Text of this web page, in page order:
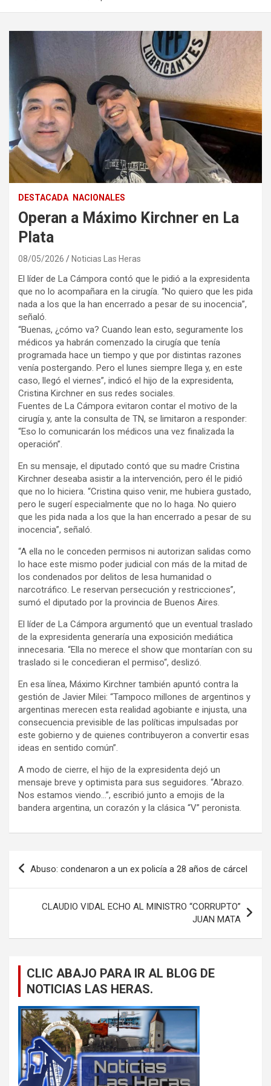
DESTACADA NACIONALES
Operan a Máximo Kirchner en La
Plata
08/05/2026 Noticias Las Heras
El líder de La Cámpora contó que le pidió a la expresidenta
que no lo acompañara en la cirugía. “No quiero que les pida
nada a los que la han encerrado a pesar de su inocencia”,
señaló.
“Buenas, ¿cómo va? Cuando lean esto, seguramente los
médicos ya habrán comenzado la cirugía que tenía
programada hace un tiempo y que por distintas razones
venía postergando. Pero el lunes siempre llega y, en este
caso, llegó el viernes”, indicó el hijo de la expresidenta,
Cristina Kirchner en sus redes sociales.
Fuentes de La Cámpora evitaron contar el motivo de la
cirugía y, ante la consulta de TN, se limitaron a responder:
“Eso lo comunicarán los médicos una vez finalizada la
operación”.
En su mensaje, el diputado contó que su madre Cristina
Kirchner deseaba asistir a la intervención, pero él le pidió
que no lo hiciera. “Cristina quiso venir, me hubiera gustado,
pero le sugerí especialmente que no lo haga. No quiero
que les pida nada a los que la han encerrado a pesar de su
inocencia”, señaló.
“A ella no le conceden permisos ni autorizan salidas como
lo hace este mismo poder judicial con más de la mitad de
los condenados por delitos de lesa humanidad o
narcotráfico. Le reservan persecución y restricciones”,
sumó el diputado por la provincia de Buenos Aires.
El líder de La Cámpora argumentó que un eventual traslado
de la expresidenta generaría una exposición mediática
innecesaria. “Ella no merece el show que montarían con su
traslado si le concedieran el permiso“, deslizó.
En esa línea, Máximo Kirchner también apuntó contra la
gestión de Javier Milei: “Tampoco millones de argentinos y
argentinas merecen esta realidad agobiante e injusta, una
consecuencia previsible de las políticas impulsadas por
este gobierno y de quienes contribuyeron a convertir esas
ideas en sentido común”.
A modo de cierre, el hijo de la expresidenta dejó un
mensaje breve y optimista para sus seguidores. “Abrazo.
Nos estamos viendo…”, escribió junto a emojis de la
bandera argentina, un corazón y la clásica “V” peronista.
Navegación
Abuso: condenaron a un ex policía a 28 años de cárcel
CLAUDIO VIDAL ECHO AL MINISTRO “CORRUPTO”
JUAN MATA
CLIC ABAJO PARA IR AL BLOG DE
NOTICIAS LAS HERAS.